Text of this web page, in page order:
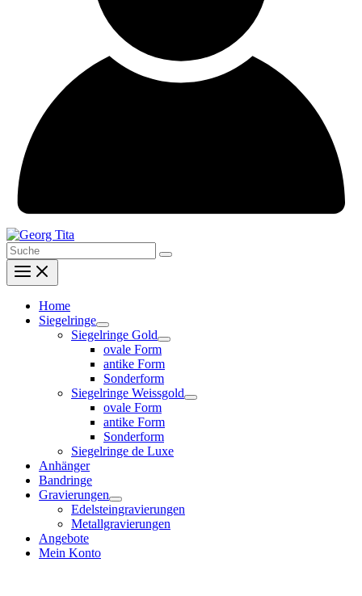
Search
for:
Home
Siegelringe
Siegelringe Gold
ovale Form
antike Form
Sonderform
Siegelringe Weissgold
ovale Form
antike Form
Sonderform
Siegelringe de Luxe
Anhänger
Bandringe
Gravierungen
Edelsteingravierungen
Metallgravierungen
Angebote
Mein Konto